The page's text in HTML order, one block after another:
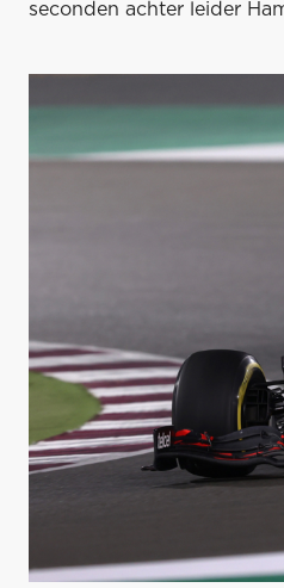
seconden achter leider